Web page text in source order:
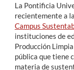
La Pontificia
recientemente a
Campus
instituciones de
Producción
pública que tiene
materia de